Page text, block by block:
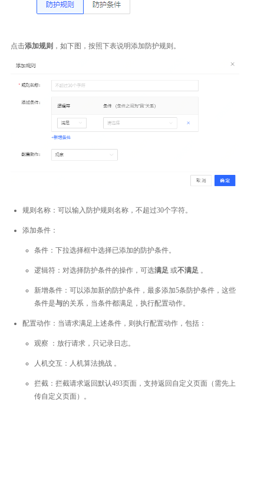
点击添加规则 ，如下图，按照下表说明添加防护规则。
规则名称：可以输入防护规则名称，不超过30个字符。
添加条件：
条件：下拉选择框中选择已添加的防护条件。
逻辑符：对选择防护条件的操作，可选满足 或不满足 。
新增条件：可以添加新的防护条件，最多添加5条防护条件，这些
条件是与的关系，当条件都满足，执行配置动作。
配置动作：当请求满足上述条件，则执行配置动作，包括：
观察 ：放行请求，只记录日志。
人机交互：人机算法挑战 。
拦截：拦截请求返回默认493页面，支持返回自定义页面（需先上
传自定义页面）。